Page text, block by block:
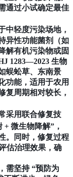
通过小试确定最佳
中轻度污染场地，
异性功能菌剂（如
解有机污染物或固
1283—2023 生物
蜈蚣草、东南景
功能，适用于农用
复周期相对较长，
采用联合修复技
+ 微生物降解”，
。同时，修复过程
估治理效果，确
需坚持 “预防为